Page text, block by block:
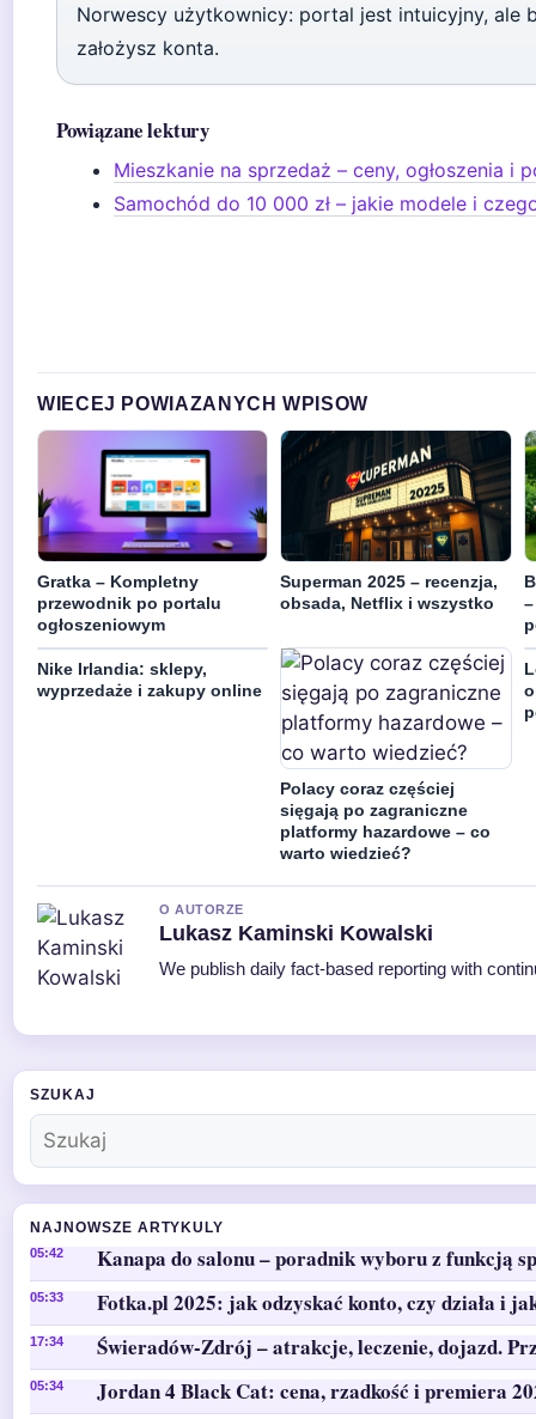
Norwescy użytkownicy: portal jest intuicyjny, ale
założysz konta.
Powiązane lektury
Mieszkanie na sprzedaż – ceny, ogłoszenia i
Samochód do 10 000 zł – jakie modele i
WIECEJ POWIAZANYCH WPISOW
Gratka – Kompletny
przewodnik po portalu
ogłoszeniowym
Superman 2025 – recenzja,
obsada, Netflix i wszystko
Nike Irlandia: sklepy,
wyprzedaże i zakupy online
Polacy coraz częściej
sięgają po zagraniczne
platformy hazardowe – co
warto wiedzieć?
O AUTORZE
Lukasz Kaminski Kowalski
We publish daily fact-based reporting with
SZUKAJ
NAJNOWSZE ARTYKULY
05:42 Kanapa do salonu – poradnik wyboru z funkcją
05:33 Fotka.pl 2025: jak odzyskać konto, czy działa i
17:34 Świeradów-Zdrój – atrakcje, leczenie, dojazd.
05:34 Jordan 4 Black Cat: cena, rzadkość i premiera